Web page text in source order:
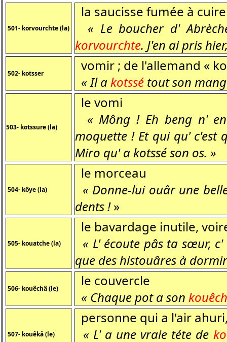
501- korvourchte (la)
la saucisse fumée à
« Le boucher d'
korvourchte. J'en ai pris
502- kotsser
vomir ; de l'allemand «
« Il a kotssé tout son
503- kotssure (la)
le vomi
« Mông ! Eh beng n'
moquette ! Et qui qu' c'est
Miro qu' a kotssé son os. »
504- kôye (la)
le morceau
« Donne-lui ouâr une
dents !»
505- kouatche (la)
le bavardage inutile,
« L' écoute pâs ta sœur,
que des histouâres à
506- kouêchâ (le)
le couvercle
« Chaque pot a son
507- kouêkâ (le)
personne qui a l'air
« L' a une vraie téte de